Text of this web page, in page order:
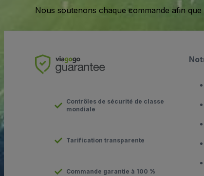
Nous soutenons chaque commande afin
Contrôles de sécurité de classe
mondiale
Tarification transparente
Commande garantie à 100 %